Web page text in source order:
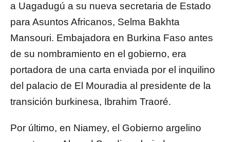
a Uagadugú a su nueva secretaria de Estado
para Asuntos Africanos, Selma Bakhta
Mansouri. Embajadora en Burkina Faso antes
de su nombramiento en el gobierno, era
portadora de una carta enviada por el inquilino
del palacio de El Mouradia al presidente de la
transición burkinesa, Ibrahim Traoré.
Por último, en Niamey, el Gobierno argelino